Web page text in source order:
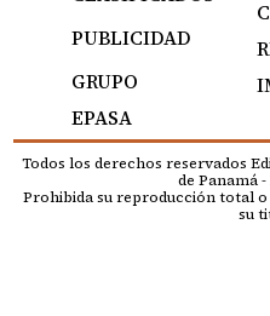
PUBLICIDAD
GRUPO
EPASA
Todos los derechos reservados
de Panamá -
Prohibida su reproducción total
su